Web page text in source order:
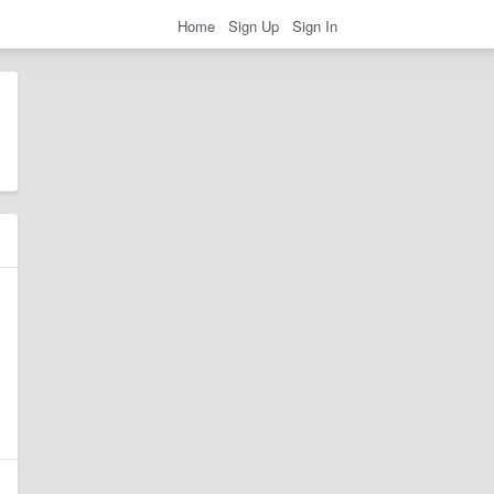
Home Sign Up Sign In